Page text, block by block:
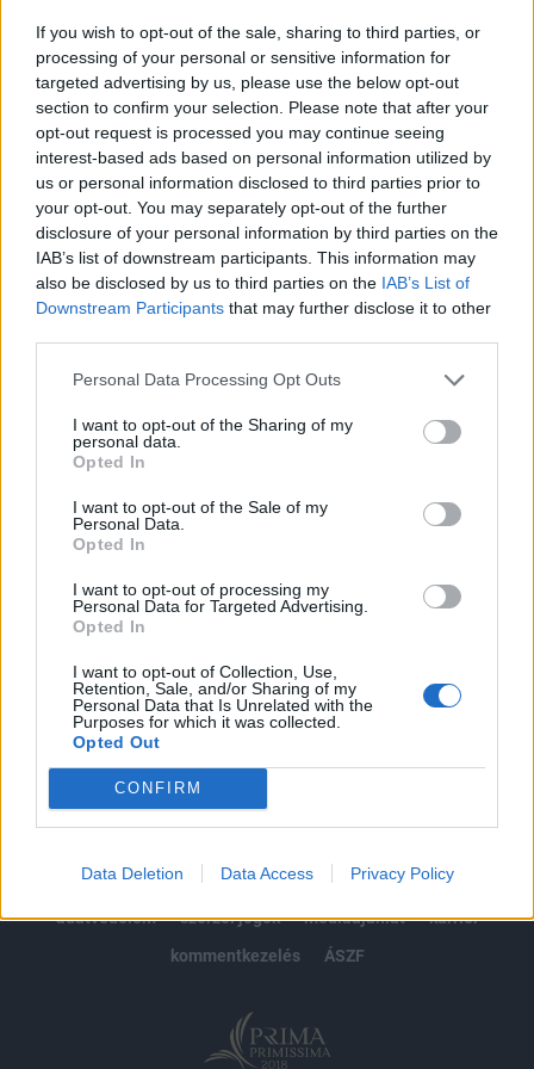
If you wish to opt-out of the sale, sharing to third parties, or
processing of your personal or sensitive information for
targeted advertising by us, please use the below opt-out
section to confirm your selection. Please note that after your
opt-out request is processed you may continue seeing
interest-based ads based on personal information utilized by
us or personal information disclosed to third parties prior to
your opt-out. You may separately opt-out of the further
disclosure of your personal information by third parties on the
IAB’s list of downstream participants. This information may
also be disclosed by us to third parties on the IAB’s List of
Downstream Participants that may further disclose it to other
Personal Data Processing Opt Outs
I want to opt-out of the Sharing of my
personal data.
Opted In
I want to opt-out of the Sale of my
Personal Data.
Opted In
I want to opt-out of processing my
Personal Data for Targeted Advertising.
Opted In
I want to opt-out of Collection, Use,
Retention, Sale, and/or Sharing of my
Personal Data that Is Unrelated with the
Purposes for which it was collected.
Opted Out
CONFIRM
Data Deletion Data Access Privacy Policy
Az USA 2. legnagyobb távközlési társaságának 3.
negyedéves nettó eredménye 1.8 milliárd dollár
(részvényenként 53 cent) lett, amely jócskán elmarad a
tavalyi év hasonló időszakának 2.1 milliárdos értékétől.A
rendkívüli tételektől tisztított 51 centes EPS esetében is
hasonló volt a visszaesés, tavaly ilyenkor még 59 centről
tudott beszámolni a cég. Az eredmény...
KEDVES OLVASÓNK!
A keresett cikk a portfolio.hu hírarchívumához
tartozik, melynek olvasása előfizetéses
regisztrációhoz kötött.
Az előfizetés a következőket tartalmazza:
Portfolio.hu teljes cikkarchívum
Kötéslisták: BÉT elmúlt 2 év napon belüli
kötéslistái
impresszum
jogi nyilatkozat
süti beállítások
adatvédelem
szerzői jogok médiaajánlat
karrier
kommentkezelés
ÁSZF